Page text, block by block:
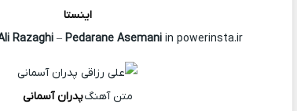
اینستا
Download Music
Razaghi– Pedarane Asemani in powerinsta.ir
متن آهنگپدران آسمانی